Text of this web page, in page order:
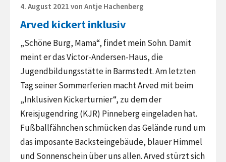
Posted
4. August 2021 von Antje Hachenberg
Arved kickert inklusiv
„Schöne Burg, Mama“, findet mein Sohn. Damit
meint er das Victor-Andersen-Haus, die
Jugendbildungsstätte in Barmstedt. Am letzten
Tag seiner Sommerferien macht Arved mit beim
„Inklusiven Kickerturnier“, zu dem der
Kreisjugendring (KJR) Pinneberg eingeladen hat.
Fußballfähnchen schmücken das Gelände rund um
das imposante Backsteingebäude, blauer Himmel
und Sonnenschein über uns allen. Arved stürzt sich